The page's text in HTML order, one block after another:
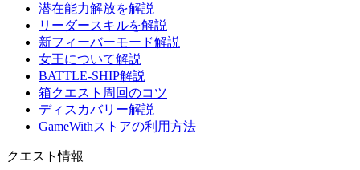
潜在能力解放を解説
リーダースキルを解説
新フィーバーモード解説
女王について解説
BATTLE-SHIP解説
箱クエスト周回のコツ
ディスカバリー解説
GameWithストアの利用方法
クエスト情報